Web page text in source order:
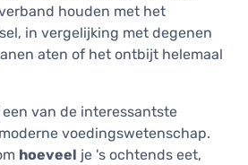
houden met het
in vergelijking met degenen
aten of het ontbijt helemaal
van de interessantste
voedingswetenschap.
hoeveel je 's ochtends eet,